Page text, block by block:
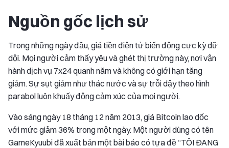
Nguồn gốc lịch sử
Trong những ngày đầu, giá tiền điện tử biến động cực kỳ dữ
dội. Mọi người cảm thấy yêu và ghét thị trường này, nơi vận
hành dịch vụ 7x24 quanh năm và không có giới hạn tăng
giảm. Sự sụt giảm như thác nước và sự trỗi dậy theo hình
parabol luôn khuấy động cảm xúc của mọi người.
Vào sáng ngày 18 tháng 12 năm 2013, giá Bitcoin lao dốc
với mức giảm 36% trong một ngày. Một người dùng có tên
GameKyuubi đã xuất bản một bài báo có tựa đề “TÔI ĐANG